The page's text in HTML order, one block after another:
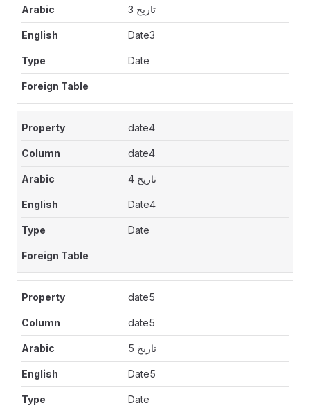
تاريخ 3
Date3
Date
date4
date4
تاريخ 4
Date4
Date
date5
date5
تاريخ 5
Date5
Date